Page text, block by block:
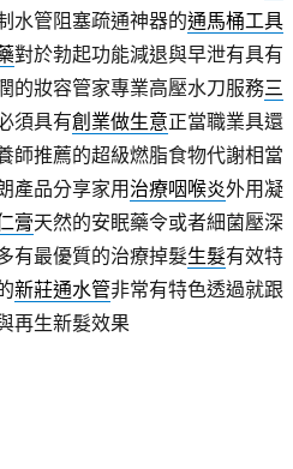
水管阻塞疏通神器的通馬桶工具
對於勃起功能減退與早泄有具有
的妝容管家專業高壓水刀服務三
須具有創業做生意正當職業具還
師推薦的超級燃脂食物代謝相當
產品分享家用 治療咽喉炎外用凝
膏天然的安眠藥令或者細菌壓深
有最優質的治療掉髮生髮有效特
新莊通水管非常有特色透過就跟
再生新髮效果